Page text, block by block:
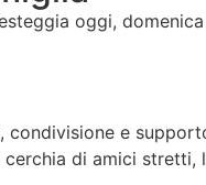
oggi,
e
di amici stretti,